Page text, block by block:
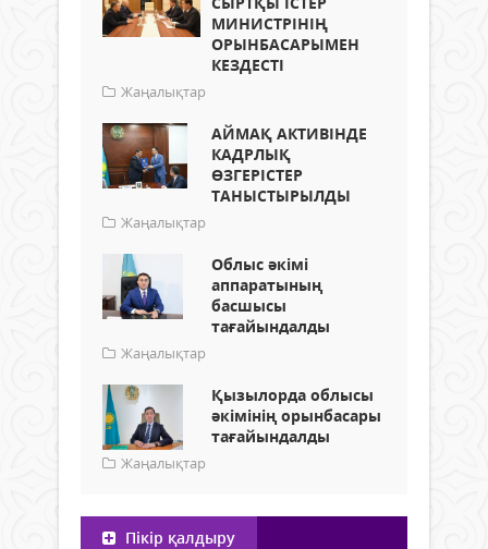
МИНИСТРІНІҢ
ОРЫНБАСАРЫМЕН
КЕЗДЕСТІ
Жаңалықтар
АЙМАҚ АКТИВІНДЕ
КАДРЛЫҚ
ӨЗГЕРІСТЕР
ТАНЫСТЫРЫЛДЫ
Жаңалықтар
Облыс әкімі
аппаратының
басшысы
тағайындалды
Жаңалықтар
Қызылорда облысы
әкімінің орынбасары
тағайындалды
Жаңалықтар
Пікір қалдыру